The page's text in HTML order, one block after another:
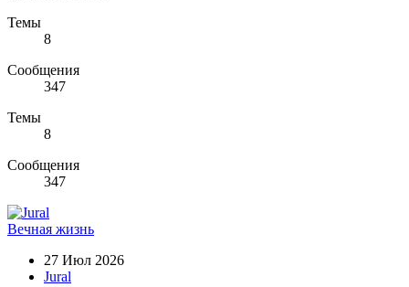
Темы
8
Сообщения
347
Темы
8
Сообщения
347
Вечная жизнь
27 Июл 2026
Jural